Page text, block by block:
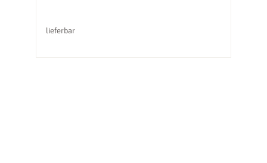
lieferbar